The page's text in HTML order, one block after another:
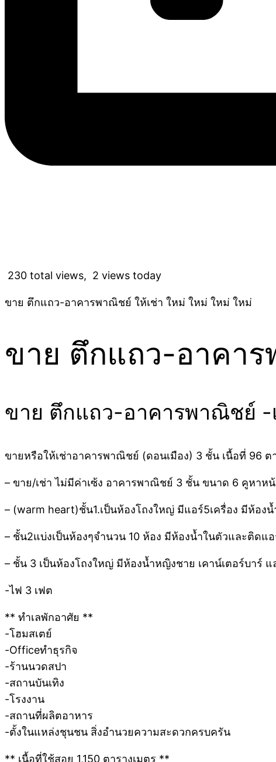
230 total views, 2 views today
ขาย ตึกแถว-อาคารพาณิชย์ ให้เช่า ใหม่ ใหม่ ใหม่ ใหม่
ขาย ตึกแถว-อาคา
ขาย ตึกแถว-อาคารพาณิชย์ -
ขายหรือให้เช่าอาคารพาณิชย์ (ดอนเมือง) 3 ชั้น เนื้อที่ 96 ต
– ขาย/เช่า ไม่มีค่าเซ้ง อาคารพาณิชย์ 3 ชั้น ขนาด 6 คูหาหน้
– (warm heart)ชั้น1.เป็นห้องโถงใหญ่ มีแอร์5เครื่อง มีห้อ
– ชั้น2แบ่งเป็นห้องๆจำนวน 10 ห้อง มีห้องน้ำในตัวและติดแ
– ชั้น 3 เป็นห้องโถงใหญ่ มีห้องน้ำหญิงชาย เคาน์เตอร์บาร์
-ไฟ 3 เฟต
** ทำเลพักอาศัย **
-โฮมสเตย์
-Officeทำธุรกิจ
-ร้านนวดสปา
-สถานบันเทิง
-โรงงาน
-สถานที่ผลิตอาหาร
-ตั้งในแหล่งชุนชน สิ่งอำนวยความสะดวกครบครัน
** เนื้อที่ใช้สอย 1,150 ตารางเมตร **